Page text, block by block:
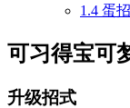
1.4 蛋
可习得宝可
升级招式